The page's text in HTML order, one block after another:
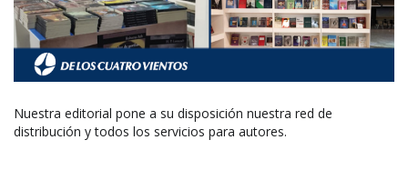
Nuestra editorial pone a su disposición nuestra red de
distribución y todos los servicios para autores.